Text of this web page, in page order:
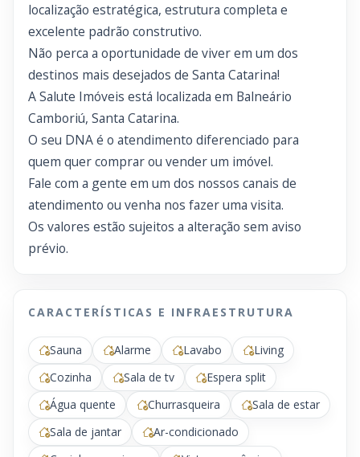
localização estratégica, estrutura completa e
excelente padrão construtivo.
Não perca a oportunidade de viver em um dos
destinos mais desejados de Santa Catarina!
A Salute Imóveis está localizada em Balneário
Camboriú, Santa Catarina.
O seu DNA é o atendimento diferenciado para
quem quer comprar ou vender um imóvel.
Fale com a gente em um dos nossos canais de
atendimento ou venha nos fazer uma visita.
Os valores estão sujeitos a alteração sem aviso
prévio.
CARACTERÍSTICAS E INFRAESTRUTURA
Sauna Alarme Lavabo
Living
Cozinha
Sala de tv
Espera split
Água quente
Churrasqueira
Sala de estar
Sala de jantar
Ar-condicionado